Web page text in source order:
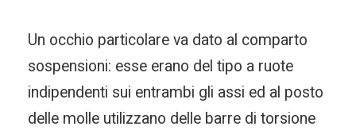
Un occhio particolare va dato al comparto
sospensioni: esse erano del tipo a ruote
indipendenti sui entrambi gli assi ed al posto
delle molle utilizzano delle barre di torsione